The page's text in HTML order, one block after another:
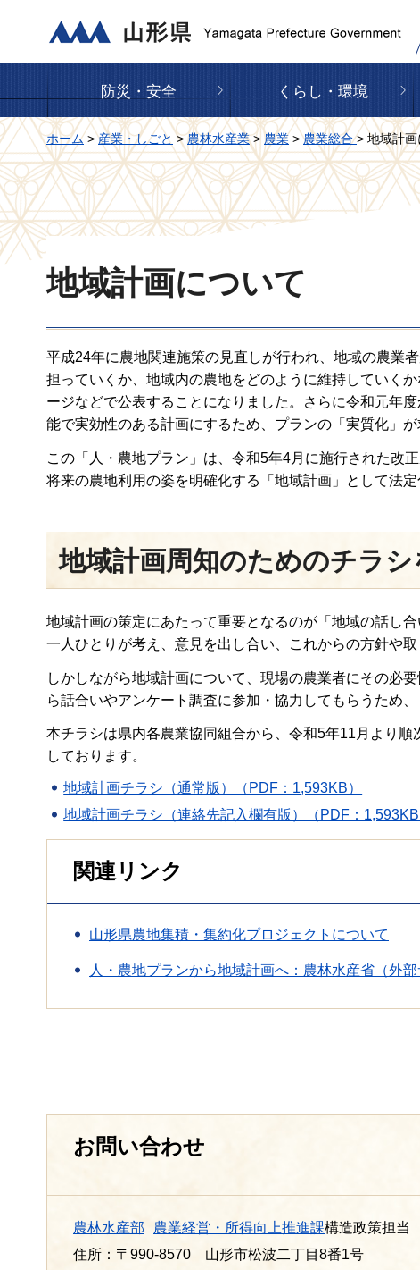
山形県
防災・安全 くらし・環境
ホーム>産業・しごと >農林水産業> 農業 >農業総合> 地域計
地域計画について
平成24年に農地関連施策の見直しが行われ、地域の農業
担っていくか、地域内の農地をどのように維持していく
ージなどで公表することになりました。さらに令和元年
能で実効性のある計画にするため、プランの「実質化」が
この「人・農地プラン」は、令和5年4月に施行された改
将来の農地利用の姿を明確化する「地域計画」として法定
地域計画周知のためのチラ
地域計画の策定にあたって重要となるのが「地域の話し
一人ひとりが考え、意見を出し合い、これからの方針や
しかしながら地域計画について、現場の農業者にその必
ら話合いやアンケート調査に参加・協力してもらうため
本チラシは県内各農業協同組合から、令和5年11月より
しております。
地域計画チラシ（通常版）（PDF：1,593KB）
地域計画チラシ（連絡先記入欄有版）（PDF：1,593KB
関連リンク
山形県農地集積・集約化プロジェクトについて
人・農地プランから地域計画へ：農林水産省（外部
お問い合わせ
農林水産部 農業経営・所得向上推進課構造政策担当
住所：〒990-8570 山形市松波二丁目8番1号